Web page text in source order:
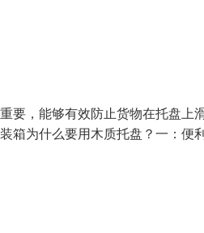
要，能够有效防止货物在托盘上
箱为什么要用木质托盘？一：便